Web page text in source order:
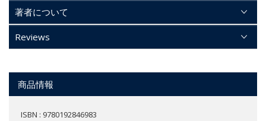
著者について
Reviews
商品情報
ISBN : 9780192846983